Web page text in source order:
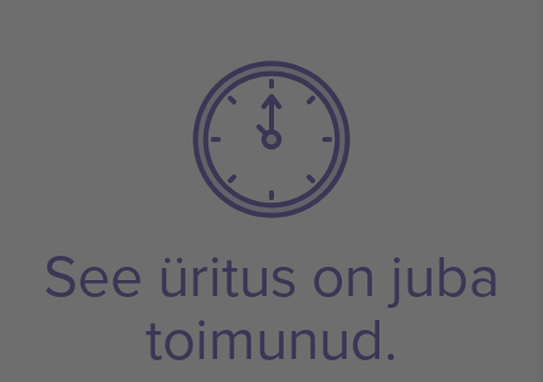
See üritus on juba
toimunud.